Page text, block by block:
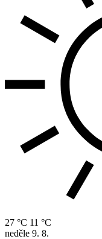
27 °C 11 °C
neděle 9. 8.